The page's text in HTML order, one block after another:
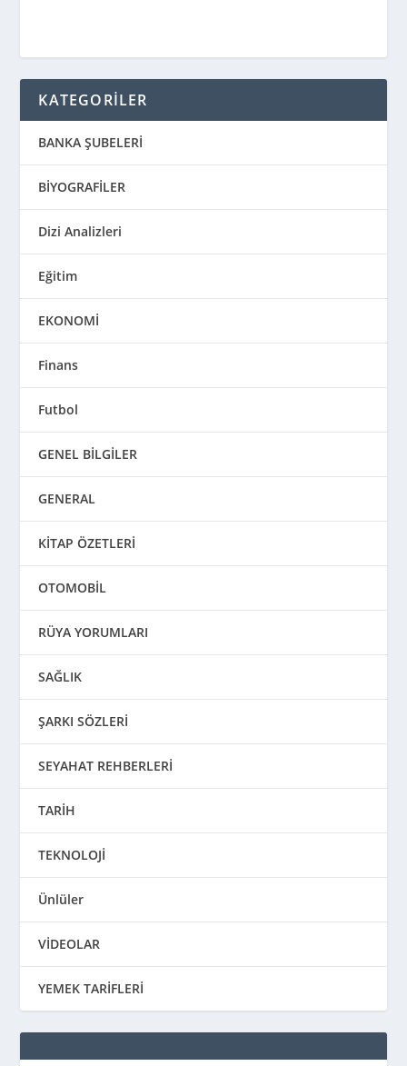
KATEGORİLER
BANKA ŞUBELERİ
BİYOGRAFİLER
Dizi Analizleri
Eğitim
EKONOMİ
Finans
Futbol
GENEL BİLGİLER
GENERAL
KİTAP ÖZETLERİ
OTOMOBİL
RÜYA YORUMLARI
SAĞLIK
ŞARKI SÖZLERİ
SEYAHAT REHBERLERİ
TARİH
TEKNOLOJİ
Ünlüler
VİDEOLAR
YEMEK TARİFLERİ